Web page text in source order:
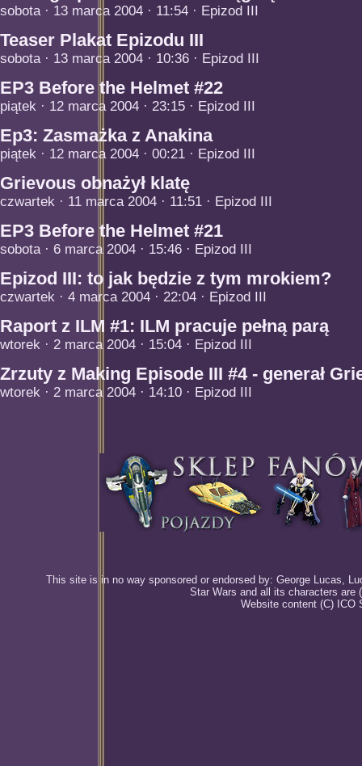
sobota · 13 marca 2004 · 11:54 · Epizod III
Teaser Plakat Epizodu III
sobota · 13 marca 2004 · 10:36 · Epizod III
EP3 Before the Helmet #22
piątek · 12 marca 2004 · 23:15 · Epizod III
Ep3: Zasmażka z Anakina
piątek · 12 marca 2004 · 00:21 · Epizod III
Grievous obnażył klatę
czwartek · 11 marca 2004 · 11:51 · Epizod III
EP3 Before the Helmet #21
sobota · 6 marca 2004 · 15:46 · Epizod III
Epizod III: to jak będzie z tym mrokiem?
czwartek · 4 marca 2004 · 22:04 · Epizod III
Raport z ILM #1: ILM pracuje pełną parą
wtorek · 2 marca 2004 · 15:04 · Epizod III
Zrzuty z Making Episode III #4 - generał
wtorek · 2 marca 2004 · 14:10 · Epizod III
This site is in no way sponsored or endorsed by: George Lucas,
Star Wars and all its characters are
Website content (C) ICO